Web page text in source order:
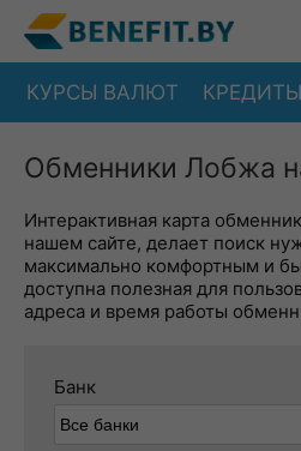
КУРСЫ ВАЛЮТ КРЕДИТЫ
Обменники Лобжа
Интерактивная карта
нашем сайте, делает поиск
максимально комфортным и
доступна полезная для
адреса и время работы
Банк